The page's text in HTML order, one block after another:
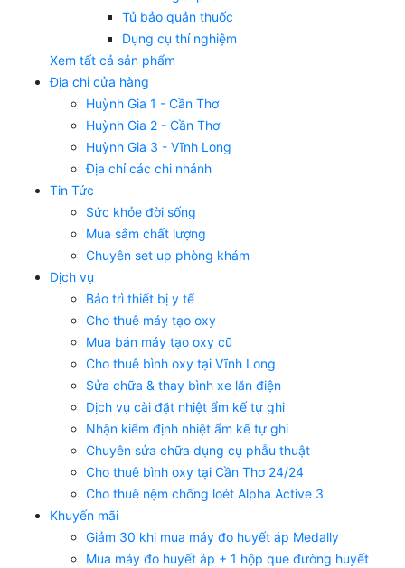
Tủ bảo quản thuốc
Dụng cụ thí nghiệm
Xem tất cả sản phẩm
Địa chỉ cửa hàng
Huỳnh Gia 1 - Cần Thơ
Huỳnh Gia 2 - Cần Thơ
Huỳnh Gia 3 - Vĩnh Long
Địa chỉ các chi nhánh
Tin Tức
Sức khỏe đời sống
Mua sắm chất lượng
Chuyên set up phòng khám
Dịch vụ
Bảo trì thiết bị y tế
Cho thuê máy tạo oxy
Mua bán máy tạo oxy cũ
Cho thuê bình oxy tại Vĩnh Long
Sửa chữa & thay bình xe lăn điện
Dịch vụ cài đặt nhiệt ẩm kế tự ghi
Nhận kiểm định nhiệt ẩm kế tự ghi
Chuyên sửa chữa dụng cụ phẫu thuật
Cho thuê bình oxy tại Cần Thơ 24/24
Cho thuê nệm chống loét Alpha Active 3
Khuyến mãi
Giảm 30 khi mua máy đo huyết áp Medally
Mua máy đo huyết áp + 1 hộp que đường huyết